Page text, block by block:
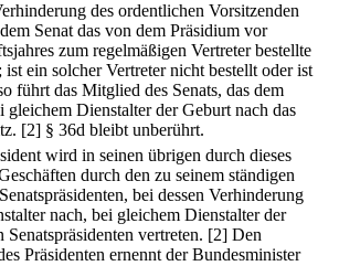
des ordentlichen Vorsitzenden
Senat das von dem Präsidium vor
zum regelmäßigen Vertreter bestellte
ist ein solcher Vertreter nicht bestellt oder ist
führt das Mitglied des Senats, das dem
gleichem Dienstalter der Geburt nach das
[2] § 36d bleibt unberührt.
wird in seinen übrigen durch dieses
durch den zu seinem ständigen
bei dessen Verhinderung
nach, bei gleichem Dienstalter der
Senatspräsidenten vertreten. [2] Den
Präsidenten ernennt der Bundesminister